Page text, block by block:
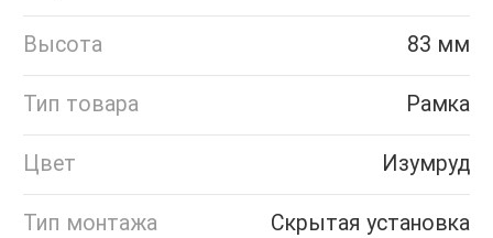
Высота 83 мм
Тип товара Рамка
Цвет Изумруд
Тип монтажа Скрытая установка